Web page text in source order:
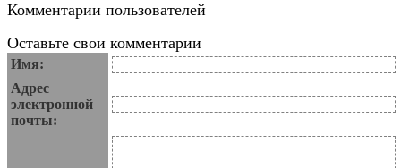
Комментарии пользователей
Оставьте свои комментарии
Имя:
Адрес
электронной
почты: